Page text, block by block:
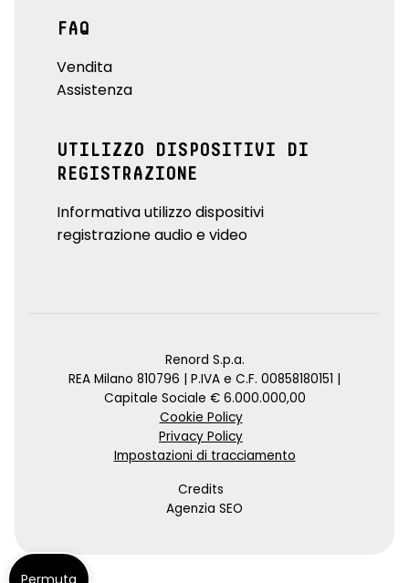
FAQ
Vendita
Assistenza
UTILIZZO DISPOSITIVI DI
REGISTRAZIONE
Informativa utilizzo dispositivi
registrazione audio e video
Renord S.p.a.
REA Milano 810796 | P.IVA e C.F. 00858180151 |
Capitale Sociale € 6.000.000,00
Cookie Policy
Privacy Policy
Impostazioni di tracciamento
Credits
Agenzia SEO
Permuta